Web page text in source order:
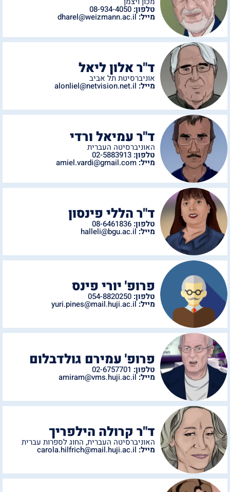
טלפון: 08-934-4050
מייל:dharel@weizmann.ac.il
ד"ר אלון ליאל
אוניברסיטת תל אביב
מייל: alonliel@netvision.net.il
ד"ר עמיאל ורדי
האוניברסיטה העברית
טלפון: 02-5883913
מייל:amiel.vardi@gmail.com
ד"ר הללי פינסון
טלפון: 08-6461836
מייל:halleli@bgu.ac.il
פרופ' יורי פינס
טלפון: 054-8820250
מייל:yuri.pines@mail.huji.ac.il
פרופ' עמירם גולדבלום
טלפון:
מייל:amiram@vms.huji.ac.il
ד"ר קרולה הילפריך
האוניברסיטה העברית, החוג לספרות עברית
מייל: carola.hilfrich@mail.huji.ac.il